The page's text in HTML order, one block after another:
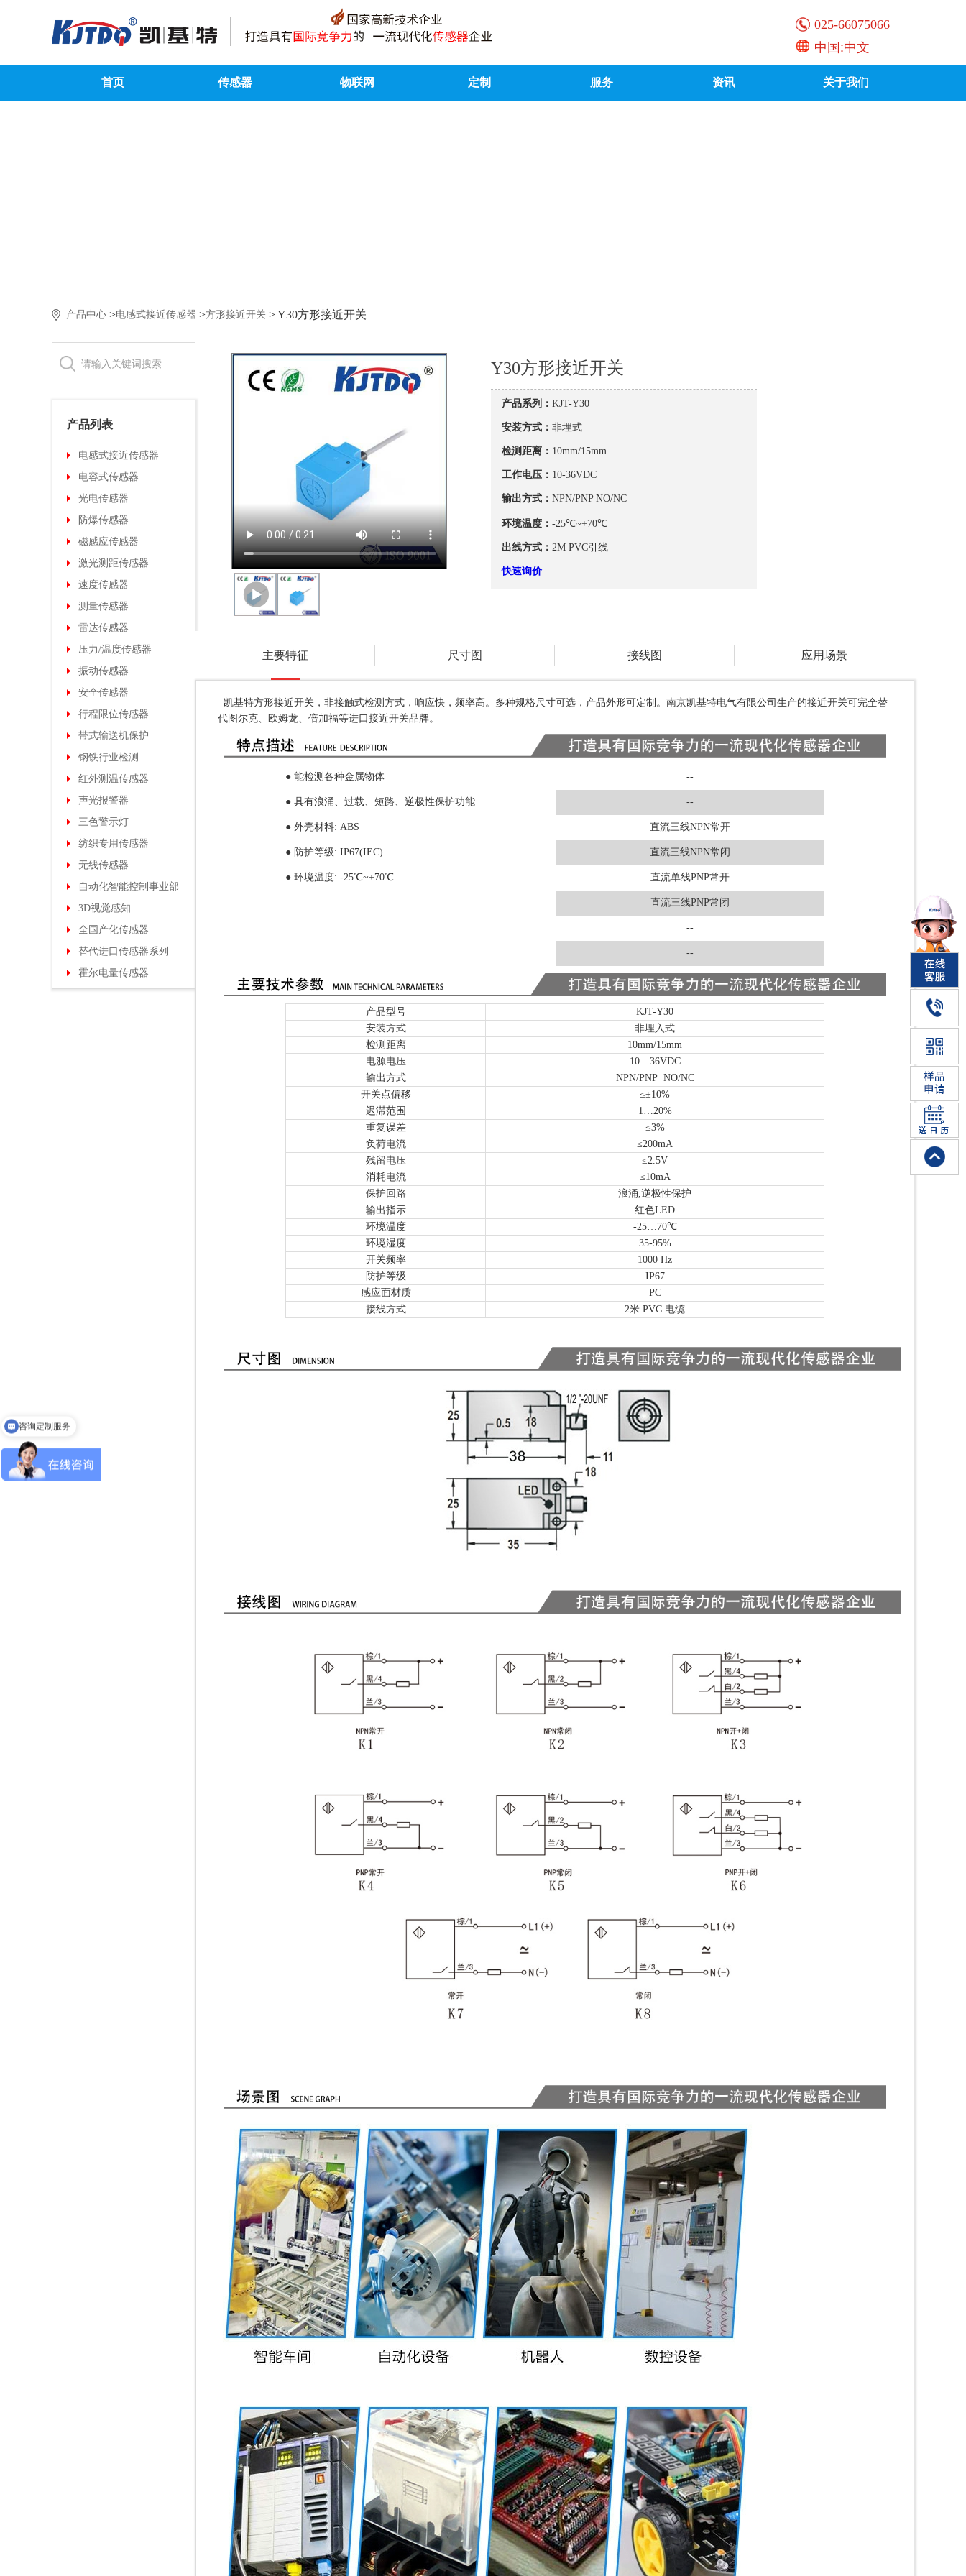
025-66075066
中国:中文
首页 传感器 物联网 定制 服务 资讯 关于我们
产品中心 >电感式接近传感器 >方形接近开关 > Y30方形接近开关
产品列表
电感式接近传感器
电容式传感器
光电传感器
防爆传感器
磁感应传感器
激光测距传感器
速度传感器
测量传感器
雷达传感器
压力/温度传感器
振动传感器
安全传感器
行程限位传感器
带式输送机保护
钢铁行业检测
红外测温传感器
声光报警器
三色警示灯
纺织专用传感器
无线传感器
自动化智能控制事业部
3D视觉感知
全国产化传感器
替代进口传感器系列
霍尔电量传感器
Y30方形接近开关
产品系列： KJT-Y30
安装方式： 非埋式
检测距离： 10mm/15mm
工作电压： 10-36VDC
输出方式： NPN/PNP NO/NC
环境温度： -25℃~+70℃
出线方式： 2M PVC引线
快速询价
主要特征 尺寸图 接线图 应用场景
凯基特方形接近开关，非接触式检测方式，响应快，频率高。多种规格尺寸可选，产品外形可定制。南京凯基特电气有限公司生产的接近开关可完全替
代图尔克、欧姆龙、倍加福等进口接近开关品牌。
● 能检测各种金属物体 --
● 具有浪涌、过载、短路、逆极性保护功能 --
● 外壳材料: ABS 直流三线NPN常开
● 防护等级: IP67(IEC) 直流三线NPN常闭
● 环境温度: -25℃~+70℃ 直流单线PNP常开
直流三线PNP常闭
--
--
产品型号
KJT-Y30
安装方式
非埋入式
检测距离
10mm/15mm
电源电压
10…36VDC
输出方式
NPN/PNP NO/NC
开关点偏移
≤±10%
迟滞范围
1…20%
重复误差
≤3%
负荷电流
≤200mA
残留电压
≤2.5V
消耗电流
≤10mA
保护回路
浪涌,逆极性保护
输出指示
红色LED
环境温度
-25…70℃
环境湿度
35-95%
开关频率
1000 Hz
防护等级
IP67
感应面材质
PC
接线方式
2米 PVC 电缆
咨询定制服务